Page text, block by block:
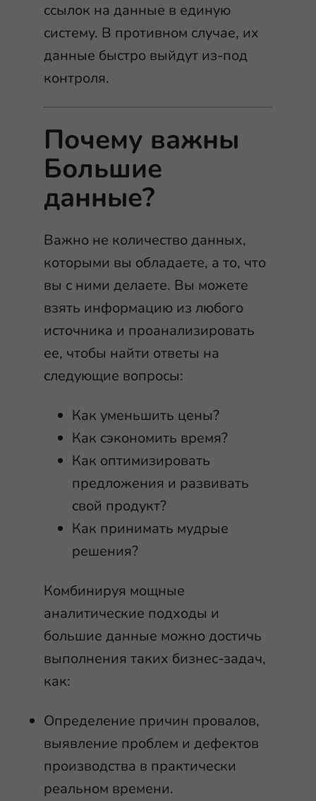
ссылок на данные в единую
систему. В противном случае, их
данные быстро выйдут из-под
контроля.
Почему важны
Большие
данные?
Важно не количество данных,
которыми вы обладаете, а то, что
вы с ними делаете. Вы можете
взять информацию из любого
источника и проанализировать
ее, чтобы найти ответы на
следующие вопросы:
Как уменьшить цены?
Как сэкономить время?
Как оптимизировать
предложения и развивать
свой продукт?
Как принимать мудрые
решения?
Комбинируя мощные
аналитические подходы и
большие данные можно достичь
выполнения таких бизнес-задач,
как:
Определение причин провалов,
выявление проблем и дефектов
производства в практически
реальном времени.